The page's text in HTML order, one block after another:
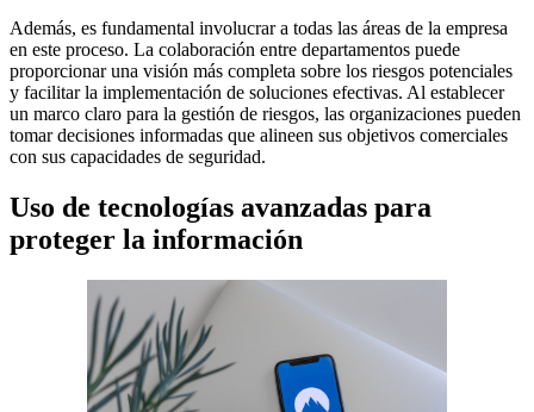
Además, es fundamental involucrar a todas las áreas de la empresa
en este proceso. La colaboración entre departamentos puede
proporcionar una visión más completa sobre los riesgos potenciales
y facilitar la implementación de soluciones efectivas. Al establecer
un marco claro para la gestión de riesgos, las organizaciones pueden
tomar decisiones informadas que alineen sus objetivos comerciales
con sus capacidades de seguridad.
Uso de tecnologías avanzadas para
proteger la información